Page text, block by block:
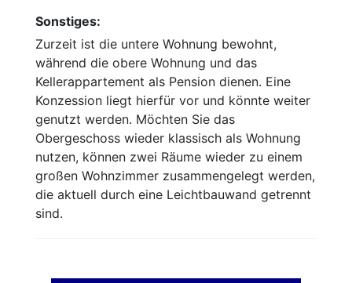
Sonstiges:
Zurzeit ist die untere Wohnung bewohnt,
während die obere Wohnung und das
Kellerappartement als Pension dienen. Eine
Konzession liegt hierfür vor und könnte weiter
genutzt werden. Möchten Sie das
Obergeschoss wieder klassisch als Wohnung
nutzen, können zwei Räume wieder zu einem
großen Wohnzimmer zusammengelegt werden,
die aktuell durch eine Leichtbauwand getrennt
sind.